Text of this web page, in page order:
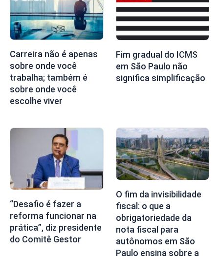
Carreira não é apenas
sobre onde você
trabalha; também é
sobre onde você
escolhe viver
Fim gradual do ICMS
em São Paulo não
significa simplificação
“Desafio é fazer a
reforma funcionar na
prática”, diz presidente
do Comitê Gestor
O fim da invisibilidade
fiscal: o que a
obrigatoriedade da
nota fiscal para
autônomos em São
Paulo ensina sobre a